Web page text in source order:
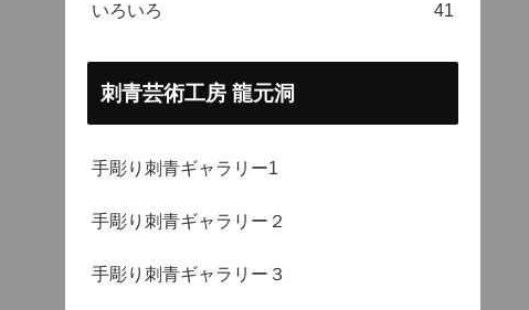
いろいろ 41
刺青芸術工房 龍元洞
手彫り刺青ギャラリー1
手彫り刺青ギャラリー２
手彫り刺青ギャラリー３